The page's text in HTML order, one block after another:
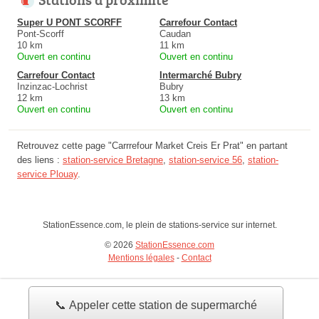
📞 Appeler cette station de supermarché
Super U PONT SCORFF
Pont-Scorff
10 km
Ouvert en continu
Carrefour Contact
Caudan
11 km
Ouvert en continu
Carrefour Contact
Inzinzac-Lochrist
12 km
Ouvert en continu
Intermarché Bubry
Bubry
13 km
Ouvert en continu
Retrouvez cette page "Carrrefour Market Creis Er Prat" en partant
des liens : station-service Bretagne, station-service 56, station-
service Plouay.
StationEssence.com, le plein de stations-service sur internet.
© 2026 StationEssence.com
Mentions légales- Contact